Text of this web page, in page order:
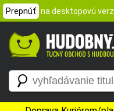
Prepnúť na desktopovú